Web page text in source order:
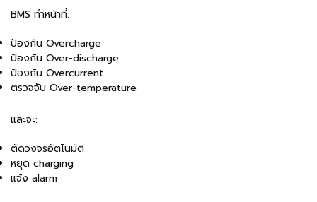
BMS ทำหน้าที่:
ป้องกัน Overcharge
ป้องกัน Over-discharge
ป้องกัน Overcurrent
ตรวจจับ Over-temperature
และจะ:
ตัดวงจรอัตโนมัติ
หยุด charging
แจ้ง alarm